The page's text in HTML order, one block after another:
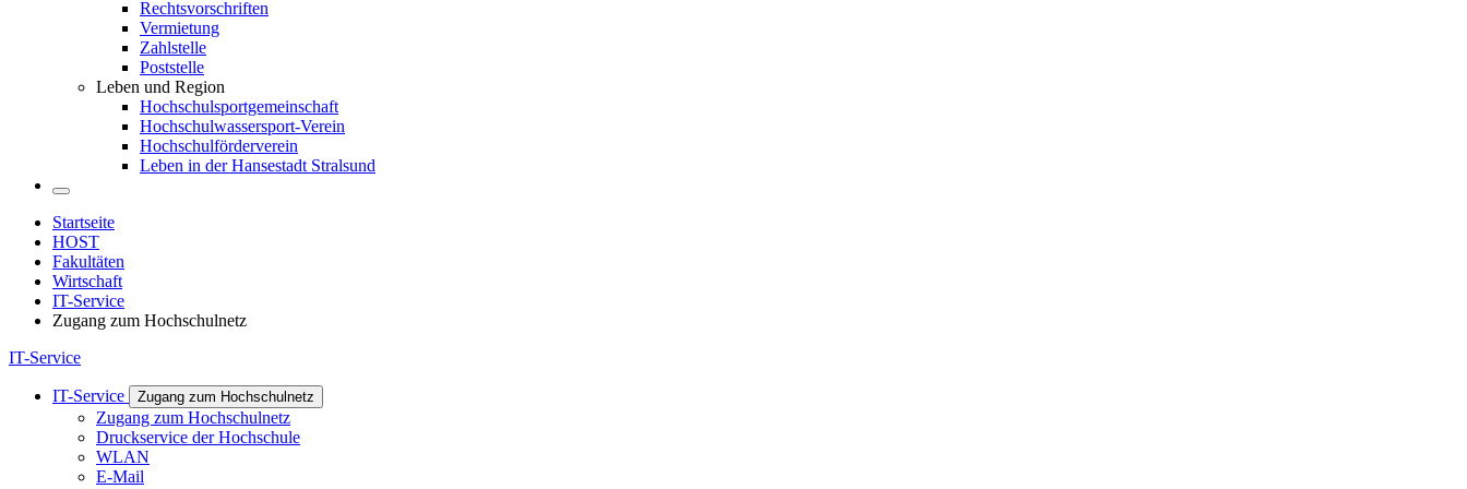
Rechtsvorschriften
Vermietung
Zahlstelle
Poststelle
Leben und Region
Hochschulsportgemeinschaft
Hochschulwassersport-Verein
Hochschulförderverein
Leben in der Hansestadt Stralsund
Startseite
HOST
Fakultäten
Wirtschaft
IT-Service
Zugang zum Hochschulnetz
IT-Service
IT-Service Zugang zum Hochschulnetz
Zugang zum Hochschulnetz
Druckservice der Hochschule
WLAN
E-Mail